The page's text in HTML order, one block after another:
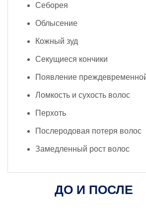
Себорея
Облысение
Кожный зуд
Секущиеся кончики
Появление
Ломкость и сухость волос
Перхоть
Послеродовая потеря волос
Замедленный рост волос
ДО И ПОСЛЕ